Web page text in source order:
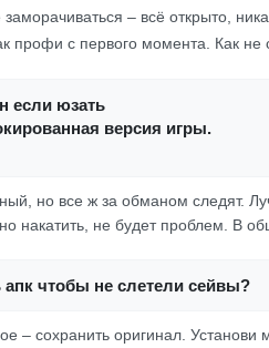
заморачиваться – всё открыто,
профи с первого момента. Как не
если юзать
версия игры.
но все ж за обманом следят.
накатить, не будет проблем. В
апк чтобы не слетели сейвы?
– сохранить оригинал.